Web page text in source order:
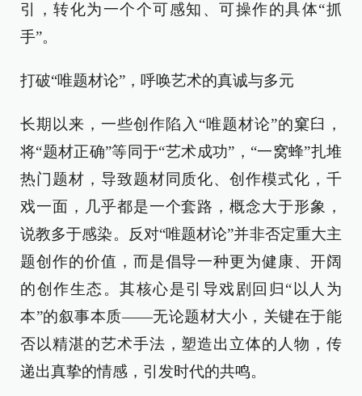
引，转化为一个个可感知、可操作的具体“抓
手”。
打破“唯题材论”，呼唤艺术的真诚与多元
长期以来，一些创作陷入“唯题材论”的窠臼，
将“题材正确”等同于“艺术成功”，“一窝蜂”扎堆
热门题材，导致题材同质化、创作模式化，千
戏一面，几乎都是一个套路，概念大于形象，
说教多于感染。反对“唯题材论”并非否定重大主
题创作的价值，而是倡导一种更为健康、开阔
的创作生态。其核心是引导戏剧回归“以人为
本”的叙事本质——无论题材大小，关键在于能
否以精湛的艺术手法，塑造出立体的人物，传
递出真挚的情感，引发时代的共鸣。